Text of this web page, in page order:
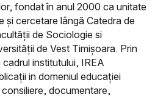
fondat în anul 2000 ca unitate
și cercetare lângă Catedra de
de Sociologie si
de Vest Timișoara. Prin
institutului, IREA
in domeniul educației
documentare,